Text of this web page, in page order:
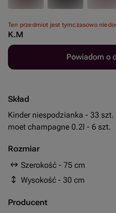
Ten przedmiot jest tymczasowo
K.M
Powiadom o
Skład
Kinder niespodzianka - 33 szt.
moet champagne 0.2l - 6 szt.
Rozmiar
Szerokość - 75 cm
Wysokość - 30 cm
Producent